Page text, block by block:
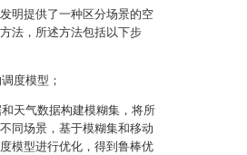
明提供了一种区分场景的空
法，所述方法包括以下步
度模型；
天气数据构建模糊集，将所
同场景，基于模糊集和移动
模型进行优化，得到鲁棒优